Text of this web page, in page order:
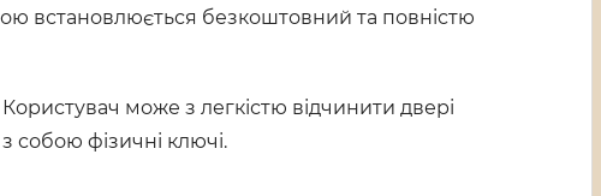
встановлюється безкоштовний та повністю
може з легкістю відчинити двері
собою фізичні ключі.